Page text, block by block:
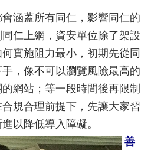
涵蓋所有同仁，影響同仁的
仁上網，資安單位除了架設
實施阻力最小，初期先從同
，像不可以瀏覽風險最高的
網站；等一段時間後再限制
規合理前提下，先讓大家習
以降低導入障礙。
善